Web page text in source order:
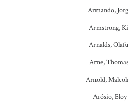
Armando,
Armstrong,
Arnalds,
Arne,
Arnold,
Arósio, Eloy